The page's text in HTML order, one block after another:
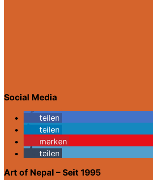
Social Media
teilen
teilen
merken
teilen
Art of Nepal – Seit 1995